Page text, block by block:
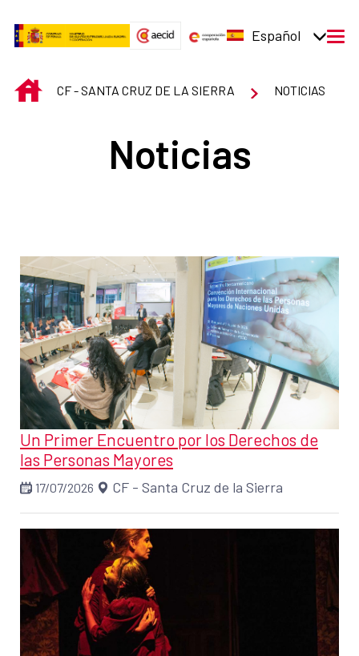
Español
INICIOCF - SANTA CRUZ DE LA SIERRA NOTICIAS
Noticias
Un Primer Encuentro por los Derechos de
las Personas Mayores
17/07/2026 CF - Santa Cruz de la Sierra